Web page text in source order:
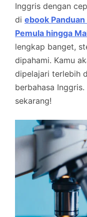
Inggris dengan
di ebook
Pemula hingga
lengkap banget,
dipahami. Kamu
dipelajari terlebih
berbahasa
sekarang!